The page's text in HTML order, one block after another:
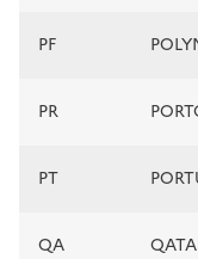
PF
PR
PT
QA